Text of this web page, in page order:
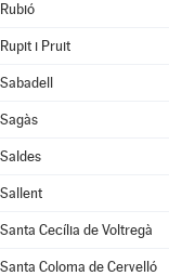
Rubió
Rupit i Pruit
Sabadell
Sagàs
Saldes
Sallent
Santa Cecília de Voltregà
Santa Coloma de Cervelló